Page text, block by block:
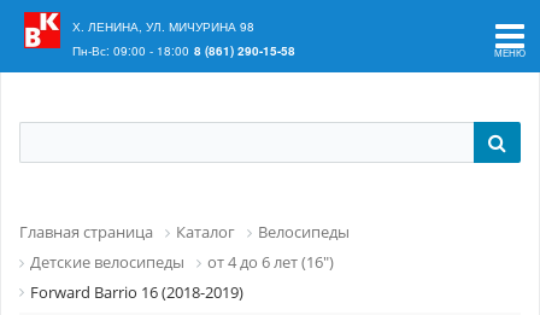
Ваш регион:
Х. ЛЕНИНА, УЛ. МИЧУРИНА 98
Пн-Вс: 09:00 - 18:00 8 (861) 290-15-58
Главная страница Каталог
Велосипеды
Детские велосипеды
от 4 до 6 лет (16")
Forward Barrio 16 (2018-2019)